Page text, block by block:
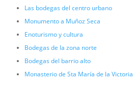
Las bodegas del centro urbano
Monumento a Muñoz Seca
Enoturismo y cultura
Bodegas de la zona norte
Bodegas del barrio alto
Monasterio de Sta María de la Victoria